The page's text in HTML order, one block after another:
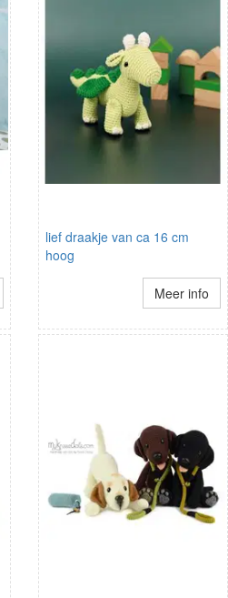
lief draakje van ca 16 cm
hoog
Meer info